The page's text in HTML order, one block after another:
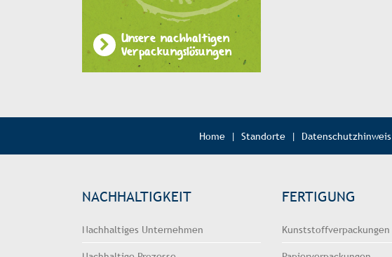
Unsere nachhaltigen
Verpackungslösungen
Home | Standorte | Datenschutzhinweis
NACHHALTIGKEIT
Nachhaltiges Unternehmen
FERTIGUNG
Kunststoffverpackungen